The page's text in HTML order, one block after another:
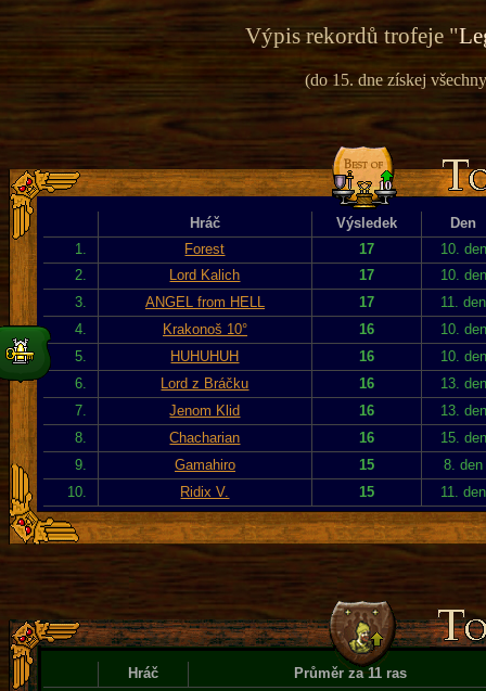
Výpis rekordů trofeje "
(do 15. dne získej
Hráč Výsledek
Den
1.
Forest 17
10. den
2.
Lord Kalich 17
10. den
3.
ANGEL from HELL 17
11. den
4.
Krakonoš 10° 16
10. den
5.
HUHUHUH 16
10. den
6.
Lord z Bráčku 16
13. den
7.
Jenom Klid 16
13. den
8.
Chacharian 16
15. den
9.
Gamahiro 15
8. den
10.
Ridix V. 15 11. den
Hráč Průměr za 11 ras